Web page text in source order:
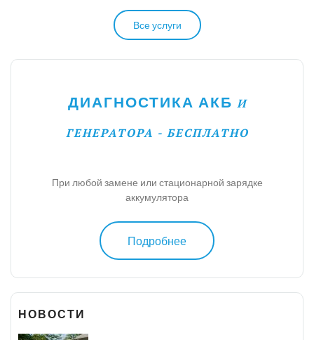
Все услуги
ДИАГНОСТИКА АКБ И
ГЕНЕРАТОРА - БЕСПЛАТНО
При любой замене или стационарной зарядке
аккумулятора
Подробнее
НОВОСТИ